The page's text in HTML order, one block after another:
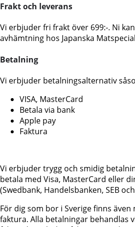
Frakt och leverans
Vi erbjuder fri frakt över 699:-. Ni
avhämtning hos Japanska
Betalning
Vi erbjuder betalningsalternativ
VISA, MasterCard
Betala via bank
Apple pay
Faktura
Vi erbjuder trygg och smidig
betala med Visa, MasterCard eller
(Swedbank, Handelsbanken, SEB
För dig som bor i Sverige finns
faktura. Alla betalningar behandlas